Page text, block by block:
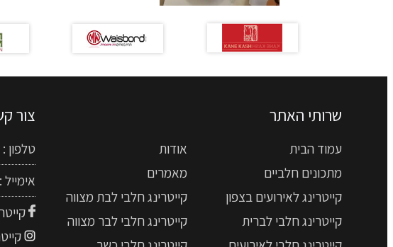
שרותי האתר
עמוד הבית
אודות
מתכונים חלביים
מאמרים
קייטרינג לאירועים בצפון
קייטרינג חלבי לבת מצווה
קייטרינג חלבי לברית
קייטרינג חלבי לבר מצווה
צור
טלפון :
אימייל :